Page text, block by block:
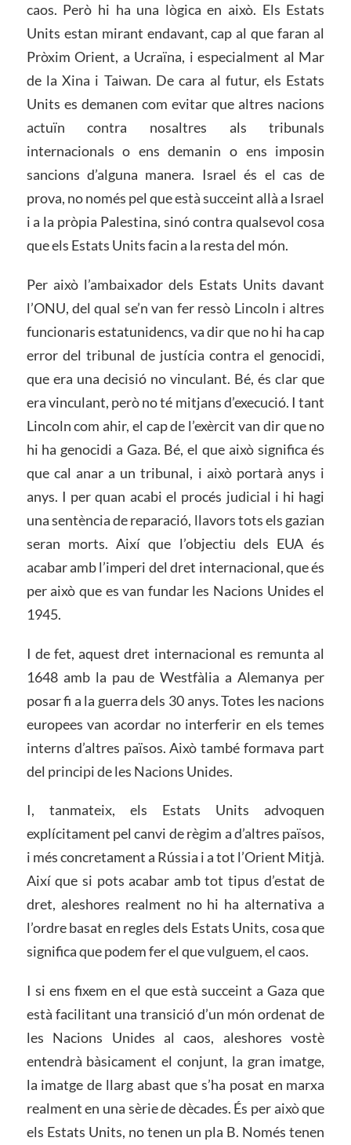
caos. Però hi ha una lògica en això. Els Estats
Units estan mirant endavant, cap al que faran al
Pròxim Orient, a Ucraïna, i especialment al Mar
de la Xina i Taiwan. De cara al futur, els Estats
Units es demanen com evitar que altres nacions
actuïn contra nosaltres als tribunals
internacionals o ens demanin o ens imposin
sancions d’alguna manera. Israel és el cas de
prova, no només pel que està succeint allà a Israel
i a la pròpia Palestina, sinó contra qualsevol cosa
que els Estats Units facin a la resta del món.
Per això l’ambaixador dels Estats Units davant
l’ONU, del qual se’n van fer ressò Lincoln i altres
funcionaris estatunidencs, va dir que no hi ha cap
error del tribunal de justícia contra el genocidi,
que era una decisió no vinculant. Bé, és clar que
era vinculant, però no té mitjans d’execució. I tant
Lincoln com ahir, el cap de l’exèrcit van dir que no
hi ha genocidi a Gaza. Bé, el que això significa és
que cal anar a un tribunal, i això portarà anys i
anys. I per quan acabi el procés judicial i hi hagi
una sentència de reparació, llavors tots els gazian
seran morts. Així que l’objectiu dels EUA és
acabar amb l’imperi del dret internacional, que és
per això que es van fundar les Nacions Unides el
1945.
I de fet, aquest dret internacional es remunta al
1648 amb la pau de Westfàlia a Alemanya per
posar fi a la guerra dels 30 anys. Totes les nacions
europees van acordar no interferir en els temes
interns d’altres països. Això també formava part
del principi de les Nacions Unides.
I, tanmateix, els Estats Units advoquen
explícitament pel canvi de règim a d’altres països,
i més concretament a Rússia i a tot l’Orient Mitjà.
Així que si pots acabar amb tot tipus d’estat de
dret, aleshores realment no hi ha alternativa a
l’ordre basat en regles dels Estats Units, cosa que
significa que podem fer el que vulguem, el caos.
I si ens fixem en el que està succeint a Gaza que
està facilitant una transició d’un món ordenat de
les Nacions Unides al caos, aleshores vostè
entendrà bàsicament el conjunt, la gran imatge,
la imatge de llarg abast que s’ha posat en marxa
realment en una sèrie de dècades. És per això que
els Estats Units, no tenen un pla B. Només tenen